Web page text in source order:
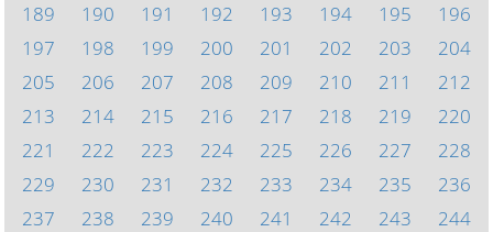
189
190 191 192 193 194 195
196
197
198 199 200 201 202 203
204
205
206 207 208 209 210 211
212
213
214 215 216 217 218 219
220
221
222 223 224 225 226 227
228
229
230 231 232 233 234 235
236
237
238 239 240 241 242 243
244